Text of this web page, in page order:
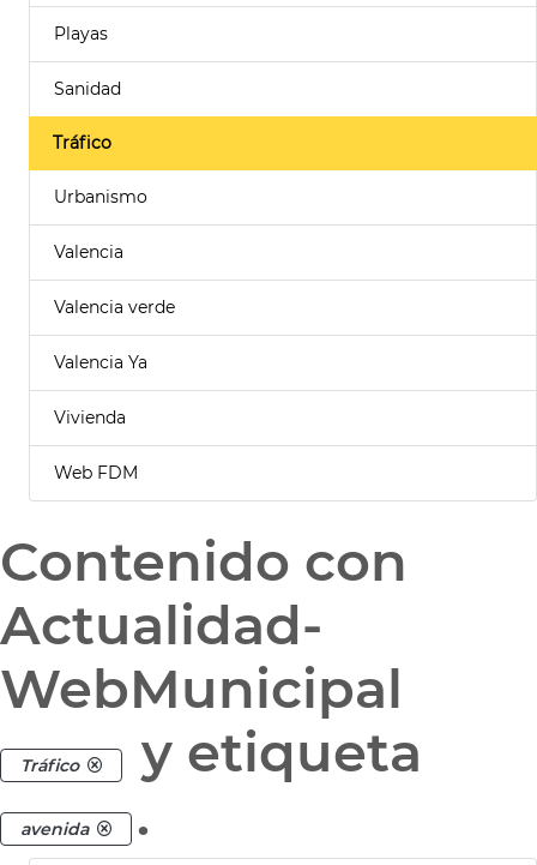
Playas
Sanidad
Tráfico
Urbanismo
Valencia
Valencia verde
Valencia Ya
Vivienda
Web FDM
Contenido con
Actualidad-
WebMunicipal
Tráfico y etiqueta
avenida .